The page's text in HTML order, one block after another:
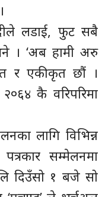
लडाई, फुट सबै
। ‘अब हामी अरु
र एकीकृत छौं ।
कै वरिपरिमा
लागि विभिन्न
सम्मेलनमा
दिउँसो १ बजे सो